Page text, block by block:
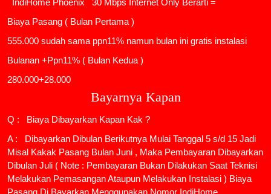
IndiHome Phoenix
30 Mbps Internet Only Berarti =
Biaya Pasang ( Bulan Pertama )
555.000 sudah sama ppn11% namun bulan ini gratis instalasi
Bulanan +Ppn11% ( Bulan Kedua )
280.000+28.000
Bayarnya Kapan
Q : Biaya Dibayarkan Kapan Kak ?
A : Dibayarkan Dibulan Berikutnya Mulai Tanggal 5 s/d 15 Jadi
Misal Kakak Pasang Bulan Juni , Maka Pembayaran Dibayarkan
Dibulan Juli ( Note : Pembayaran Bukan Dilakukan Saat Teknisi
Melakukan Pemasangan Ataupun Melakukan Instalasi ) Biaya